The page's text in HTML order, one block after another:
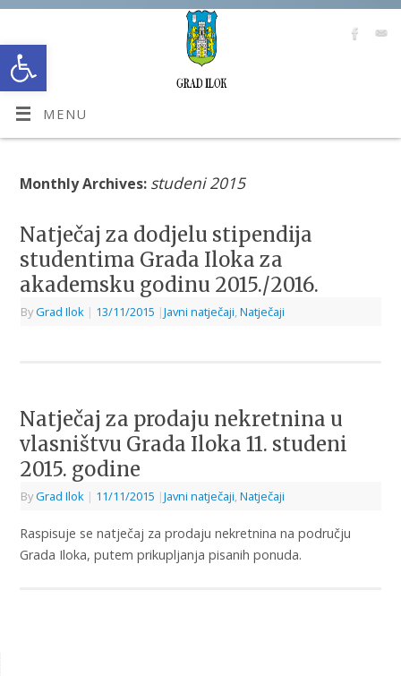
Open toolbar
MENU
Monthly Archives: studeni 2015
Natječaj za dodjelu stipendija
studentima Grada Iloka za
akademsku godinu 2015./2016.
ByGrad Ilok | 13/11/2015 |Javni natječaji, Natječaji
Natječaj za prodaju nekretnina u
vlasništvu Grada Iloka 11. studeni
2015. godine
ByGrad Ilok | 11/11/2015 |Javni natječaji Natječaji
Raspisuje se natječaj za prodaju nekretnina na području
Grada Iloka, putem prikupljanja pisanih ponuda.